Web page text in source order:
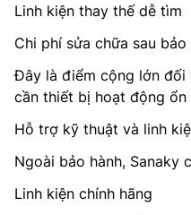
Linh kiện thay thế dễ tìm
Chi phí sửa chữa sau
Đây là điểm cộng lớn đối
cần thiết bị hoạt động ổn
Hỗ trợ kỹ thuật và linh
Ngoài bảo hành, Sanaky
Linh kiện chính hãng